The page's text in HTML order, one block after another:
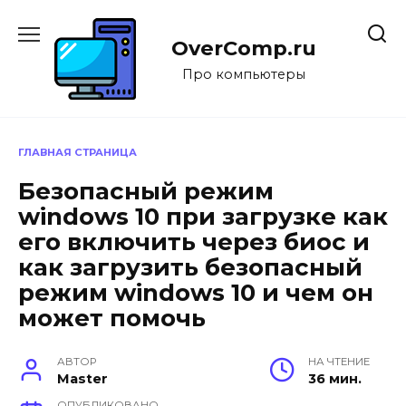
содержанию
OverComp.ru
Про компьютеры
ГЛАВНАЯ СТРАНИЦА
Безопасный режим
windows 10 при загрузке как
его включить через биос и
как загрузить безопасный
режим windows 10 и чем он
может помочь
АВТОР
Master
НА ЧТЕНИЕ
36 мин.